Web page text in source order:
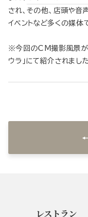
され、その他、店頭や音
イベントなど多くの媒体
※今回のCM撮影風景
ウラ」にて紹介されました
レストラン